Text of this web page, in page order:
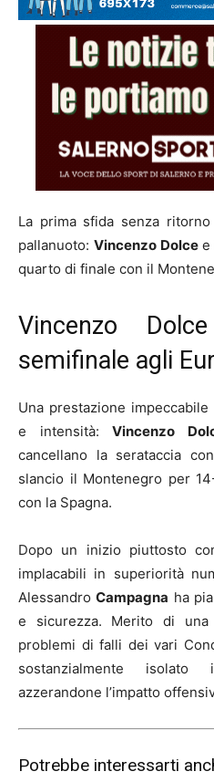
La prima sfida senza
pallanuoto: Vincenzo Dolcee
quarto di finale con il
Vincenzo
semifinale agli
Una prestazione
e intensità:Vincenzo
cancellano la serataccia
slancio il Montenegro per
con la Spagna.
Dopo un inizio piuttosto
implacabili in superiorità
AlessandroCampagna ha
e sicurezza. Merito di
problemi di falli dei vari
sostanzialmente
azzerandone l’impatto
Potrebbe interessarti